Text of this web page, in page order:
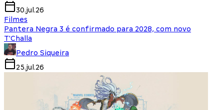
30.jul.26
Filmes
Pantera Negra 3 é confirmado para 2028, com novo
T'Challa
Pedro Siqueira
25.jul.26